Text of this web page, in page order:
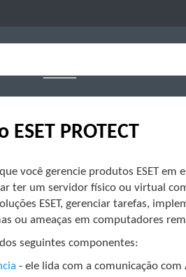
PROTECT
que você gerencie produtos ESET
ter um servidor físico ou virtual
ESET, gerenciar tarefas,
ou ameaças em computadores
dos seguintes componentes:
- ele lida com a comunicação